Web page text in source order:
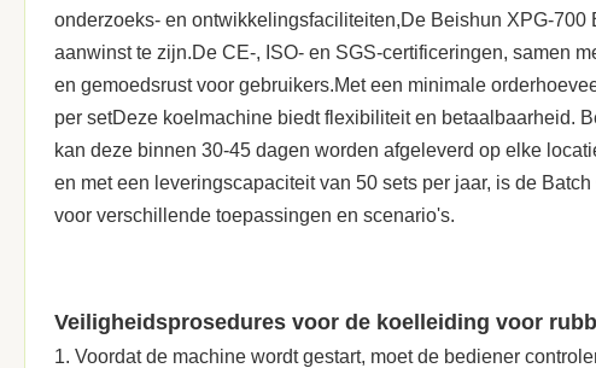
onderzoeks- en ontwikkelingsfaciliteiten,De Beishun XPG-
aanwinst te zijn.De CE-, ISO- en SGS-certificeringen, samen
en gemoedsrust voor gebruikers.Met een minimale
per setDeze koelmachine biedt flexibiliteit en betaalbaarheid.
kan deze binnen 30-45 dagen worden afgeleverd op elke
en met een leveringscapaciteit van 50 sets per jaar, is de
voor verschillende toepassingen en scenario's.
Veiligheidsprosedures voor de koelleiding voor
1. Voordat de machine wordt gestart, moet de bediener